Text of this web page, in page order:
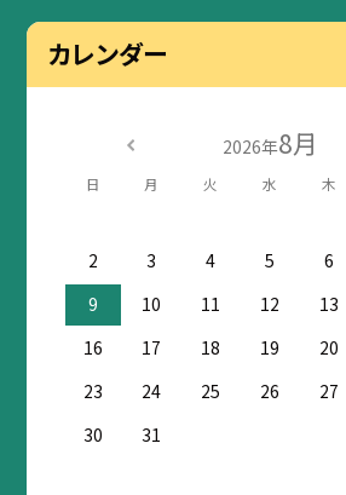
カレンダー
2026年8月
日 月 火 水 木
2
3 4 5 6
9
10 11 12 13
16
17 18 19 20
23
24 25 26 27
30
31